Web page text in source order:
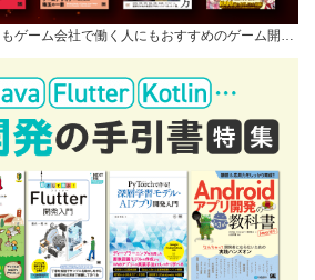
ゲーム会社で働く人にもおすすめのゲーム開…